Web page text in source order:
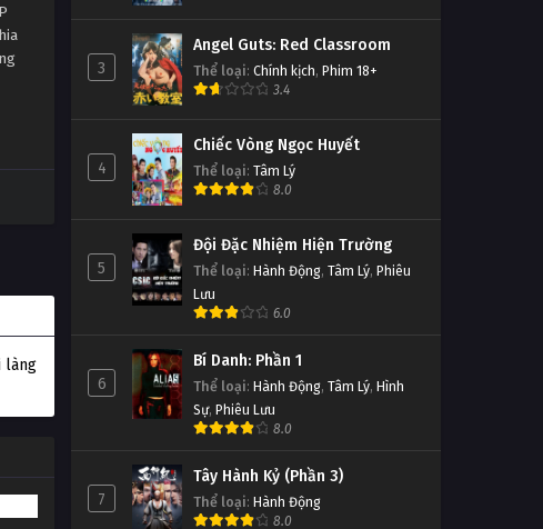
làng
3
Angel Guts: Red Classroom
Thể loại: Chính kịch, Phim 18+
3.4
4
Chiếc Vòng Ngọc Huyết
Thể loại: Tâm Lý
8.0
5
Đội Đặc Nhiệm Hiện Trường
Thể loại: Hành Động, Tâm Lý, Phiêu
Lưu
6.0
6
Bí Danh: Phần 1
Thể loại: Hành Động, Tâm Lý, Hình
Sự, Phiêu Lưu
8.0
7
Tây Hành Kỷ (Phần 3)
Thể loại: Hành Động
8.0